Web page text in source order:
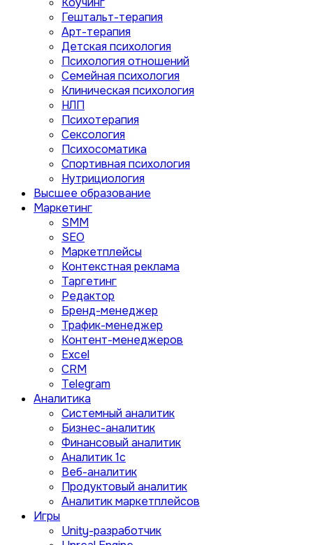
Гештальт-терапия
Арт-терапия
Детская психология
Психология отношений
Семейная психология
Клиническая психология
НЛП
Психотерапия
Сексология
Психосоматика
Спортивная психология
Нутрициология
Высшее образование
Маркетинг
SMM
SEO
Маркетплейсы
Контекстная реклама
Таргетинг
Редактор
Бренд-менеджер
Трафик-менеджер
Контент-менеджеров
Excel
CRM
Telegram
Аналитика
Системный аналитик
Бизнес-аналитик
Финансовый аналитик
Aналитик 1с
Веб-аналитик
Продуктовый аналитик
Аналитик маркетплейсов
Игры
Unity-разработчик